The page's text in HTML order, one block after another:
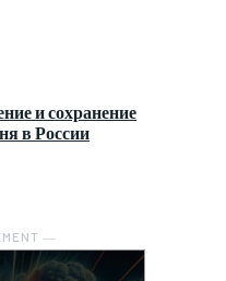
и сохранение
в России
―